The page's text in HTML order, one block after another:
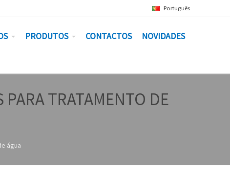
Português
PRODUTOS CONTACTOS NOVIDADES
TRATAMENTO DE
água